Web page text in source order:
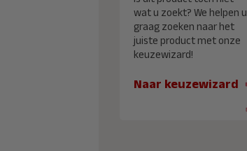
wat u zoekt? We helpen u
graag zoeken naar het
juiste product met onze
keuzewizard!
Naar keuzewizard